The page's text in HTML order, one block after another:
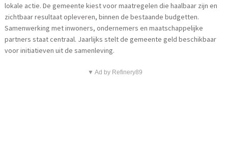
lokale actie. De gemeente kiest voor maatregelen die haalbaar zijn en
zichtbaar resultaat opleveren, binnen de bestaande budgetten.
Samenwerking met inwoners, ondernemers en maatschappelijke
partners staat centraal. Jaarlijks stelt de gemeente geld beschikbaar
voor initiatieven uit de samenleving.
▼ Ad by Refinery89